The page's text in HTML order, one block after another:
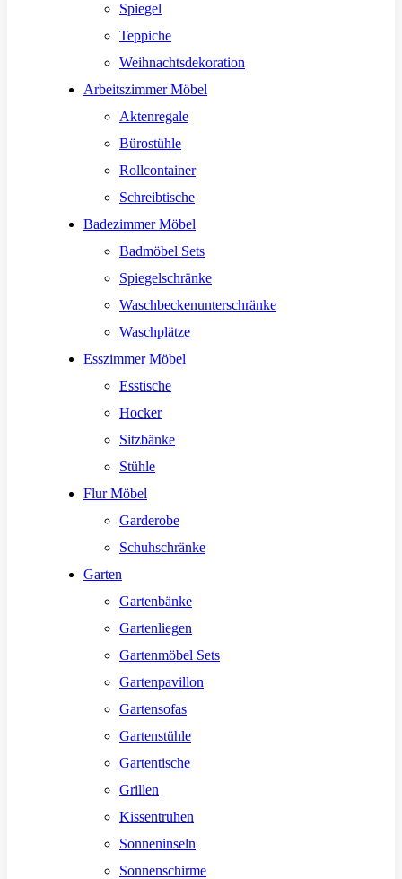
Spiegel
Teppiche
Weihnachtsdekoration
Arbeitszimmer Möbel
Aktenregale
Bürostühle
Rollcontainer
Schreibtische
Badezimmer Möbel
Badmöbel Sets
Spiegelschränke
Waschbeckenunterschränke
Waschplätze
Esszimmer Möbel
Esstische
Hocker
Sitzbänke
Stühle
Flur Möbel
Garderobe
Schuhschränke
Garten
Gartenbänke
Gartenliegen
Gartenmöbel Sets
Gartenpavillon
Gartensofas
Gartenstühle
Gartentische
Grillen
Kissentruhen
Sonneninseln
Sonnenschirme